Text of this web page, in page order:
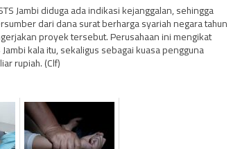
Jambi diduga ada indikasi kejanggalan, sehingga
dari dana surat berharga syariah negara tahun
proyek tersebut. Perusahaan ini mengikat
kala itu, sekaligus sebagai kuasa pengguna
rupiah. (Clf)